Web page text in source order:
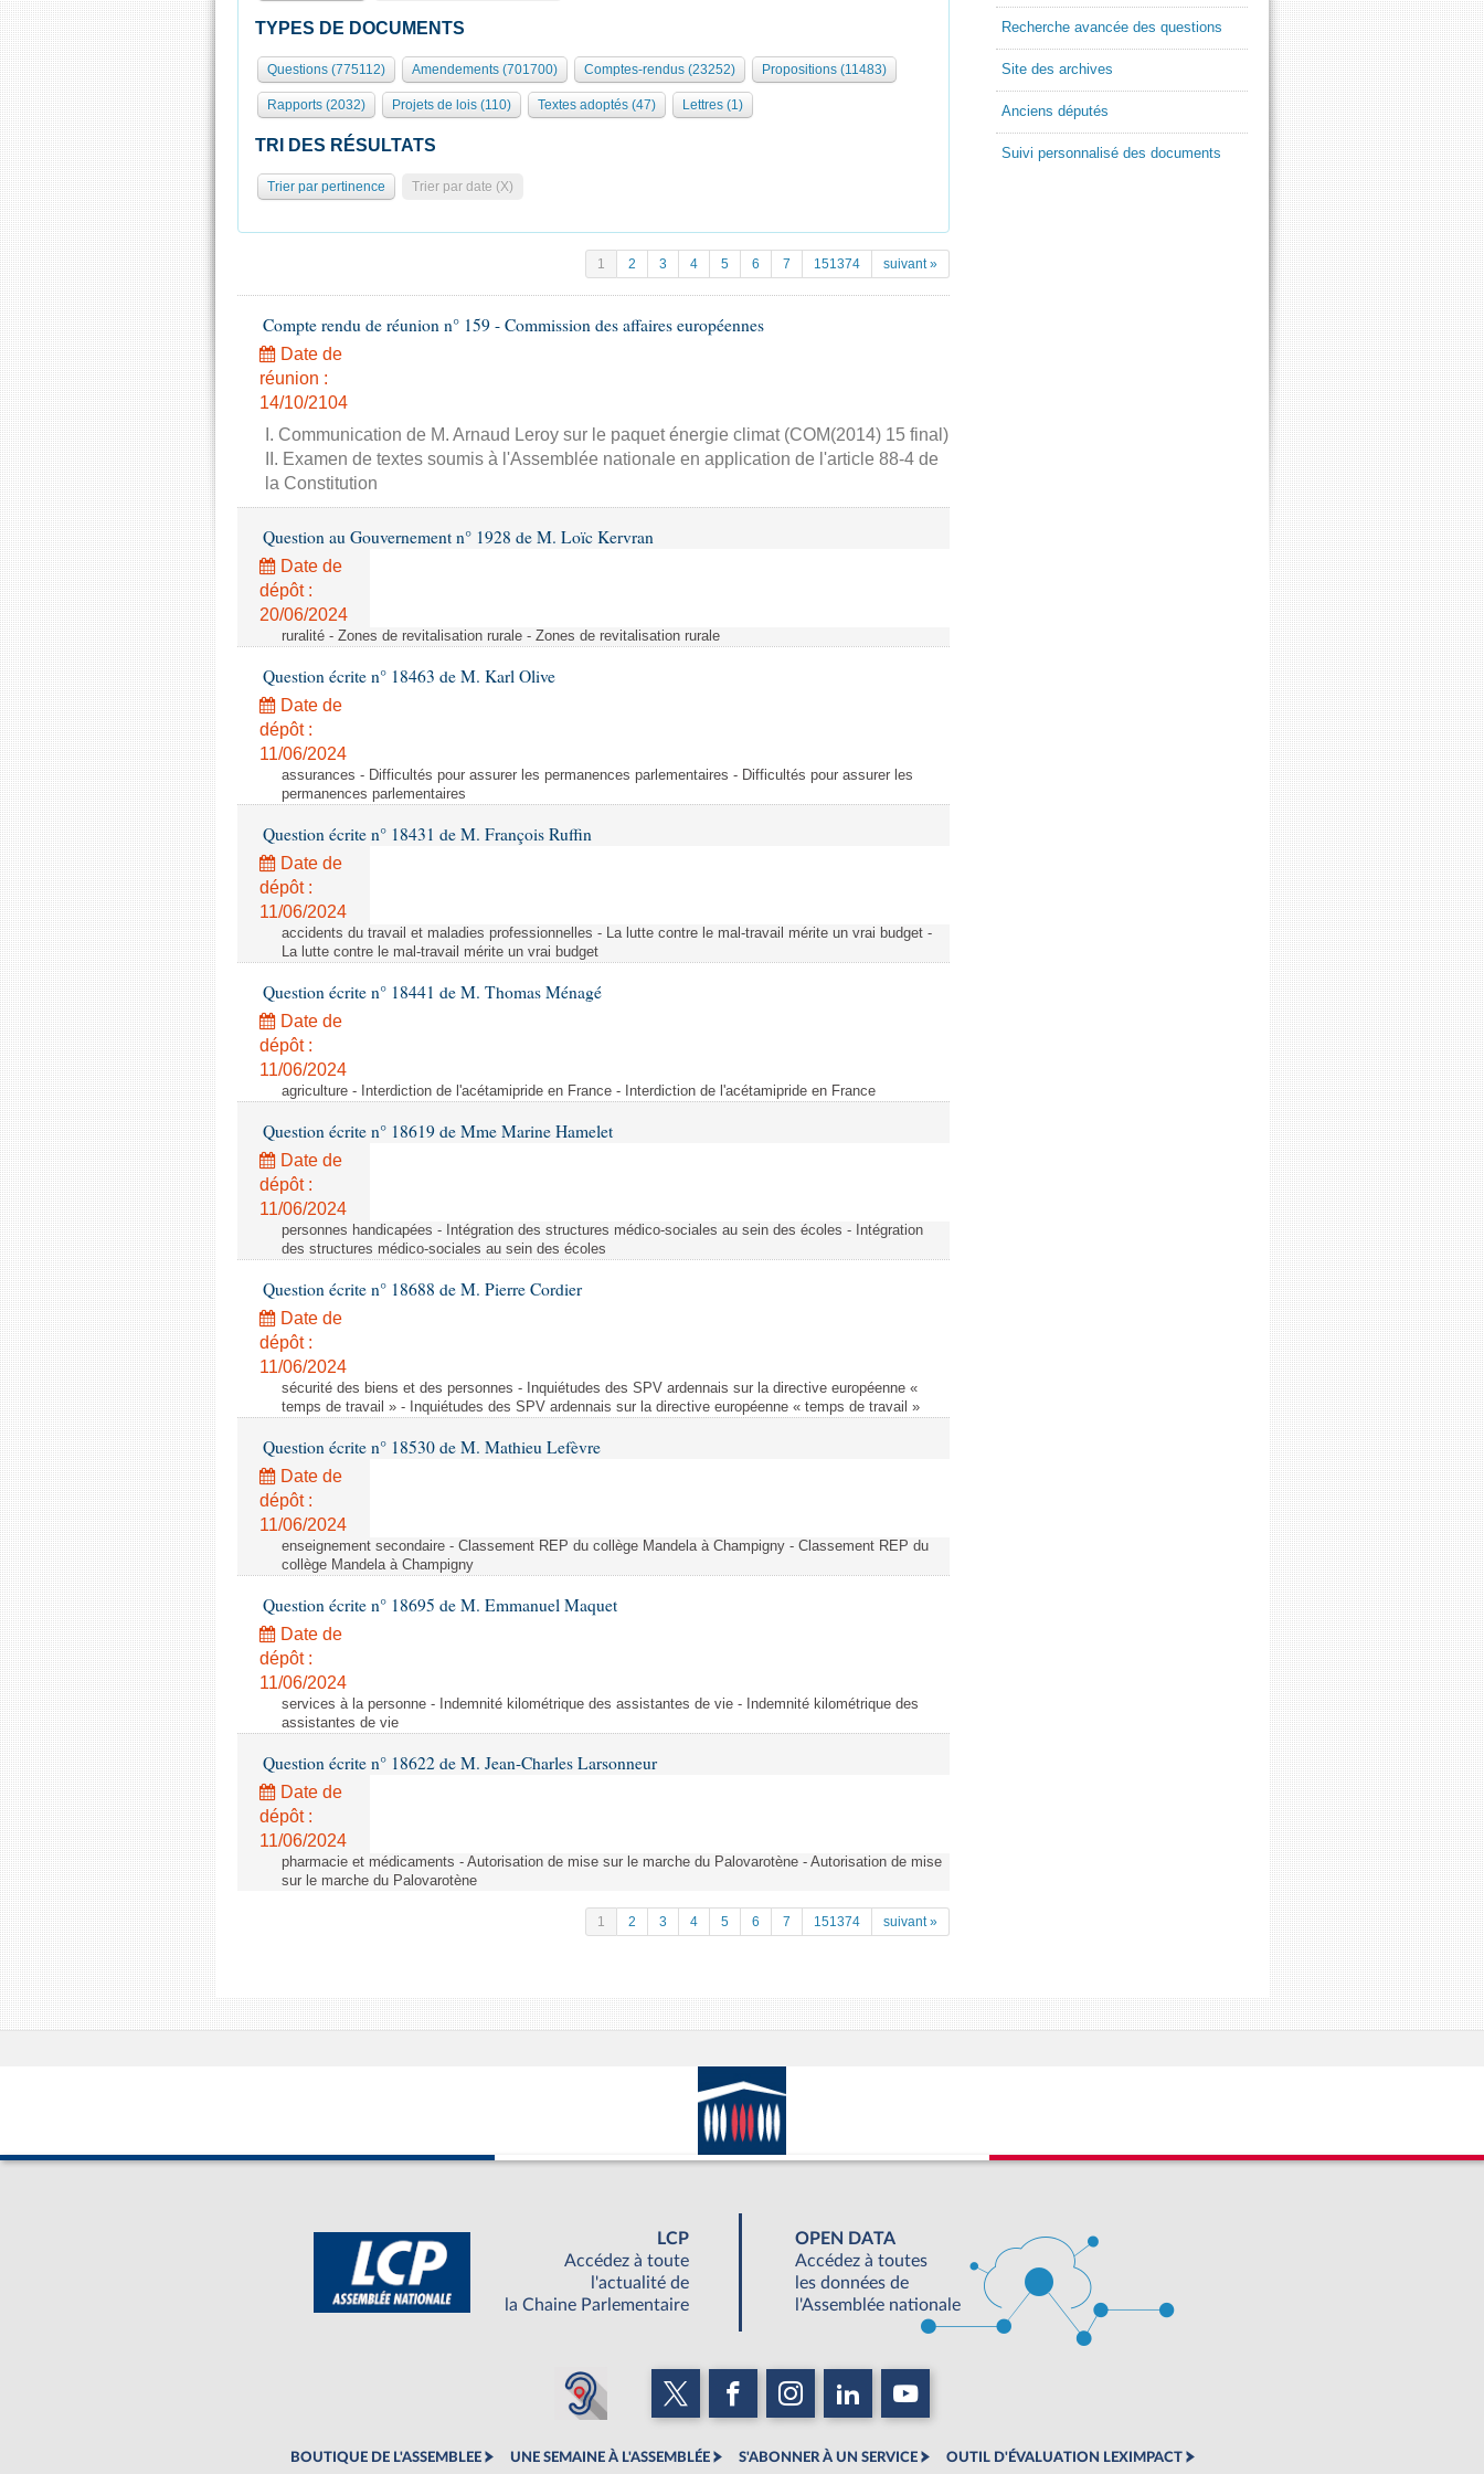
TYPES DE DOCUMENTS
Questions (775112) Amendements (701700) Comptes-rendus (23252) Propositions (11483)
Rapports (2032) Projets de lois (110) Textes adoptés (47) Lettres (1)
TRI DES RÉSULTATS
Trier par pertinence Trier par date (X)
1 2 3 4 5 6 7 151374 suivant »
Compte rendu de réunion n° 159 - Commission des affaires européennes
Date de
réunion :
14/10/2104
I. Communication de M. Arnaud Leroy sur le paquet énergie climat (COM(2014) 15 final)
II. Examen de textes soumis à l'Assemblée nationale en application de l'article 88-4 de
la Constitution
Question au Gouvernement n° 1928 de M. Loïc Kervran
Date de
dépôt :
20/06/2024
ruralité - Zones de revitalisation rurale - Zones de revitalisation rurale
Question écrite n° 18463 de M. Karl Olive
Date de
dépôt :
11/06/2024
assurances - Difficultés pour assurer les permanences parlementaires - Difficultés pour assurer les
permanences parlementaires
Question écrite n° 18431 de M. François Ruffin
Date de
dépôt :
11/06/2024
accidents du travail et maladies professionnelles - La lutte contre le mal-travail mérite un vrai budget -
La lutte contre le mal-travail mérite un vrai budget
Question écrite n° 18441 de M. Thomas Ménagé
Date de
dépôt :
11/06/2024
agriculture - Interdiction de l'acétamipride en France - Interdiction de l'acétamipride en France
Question écrite n° 18619 de Mme Marine Hamelet
Date de
dépôt :
11/06/2024
personnes handicapées - Intégration des structures médico-sociales au sein des écoles - Intégration
des structures médico-sociales au sein des écoles
Question écrite n° 18688 de M. Pierre Cordier
Date de
dépôt :
11/06/2024
sécurité des biens et des personnes - Inquiétudes des SPV ardennais sur la directive européenne «
temps de travail » - Inquiétudes des SPV ardennais sur la directive européenne « temps de travail »
Question écrite n° 18530 de M. Mathieu Lefèvre
Date de
dépôt :
11/06/2024
enseignement secondaire - Classement REP du collège Mandela à Champigny - Classement REP du
collège Mandela à Champigny
Question écrite n° 18695 de M. Emmanuel Maquet
Date de
dépôt :
11/06/2024
services à la personne - Indemnité kilométrique des assistantes de vie - Indemnité kilométrique des
assistantes de vie
Question écrite n° 18622 de M. Jean-Charles Larsonneur
Date de
dépôt :
11/06/2024
pharmacie et médicaments - Autorisation de mise sur le marche du Palovarotène - Autorisation de mise
sur le marche du Palovarotène
1 2 3 4 5 6 7 151374 suivant »
Recherche avancée des questions
Site des archives
Anciens députés
Suivi personnalisé des documents
LCP
Accédez à toute
l'actualité de
la Chaine Parlementaire
OPEN DATA
Accédez à toutes
les données de
l'Assemblée nationale
BOUTIQUE DE L'ASSEMBLEE UNE SEMAINE À L'ASSEMBLÉE S'ABONNER À UN SERVICE OUTIL D'ÉVALUATION LEXIMPACT